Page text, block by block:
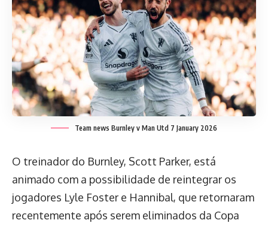
Team news Burnley v Man Utd 7 January 2026
O treinador do Burnley, Scott Parker, está
animado com a possibilidade de reintegrar os
jogadores Lyle Foster e Hannibal, que retornaram
recentemente após serem eliminados da Copa